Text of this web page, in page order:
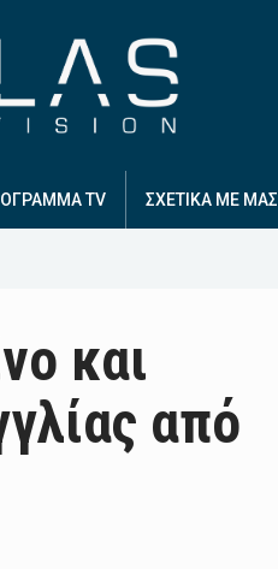
TV ΣΧΕΤΙΚΑ ΜΕ ΜΑΣ
και
από